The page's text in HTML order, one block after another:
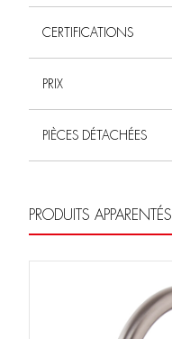
CERTIFICATIONS
PRIX
PIÈCES DÉTACHÉES
PRODUITS APPARENTÉS